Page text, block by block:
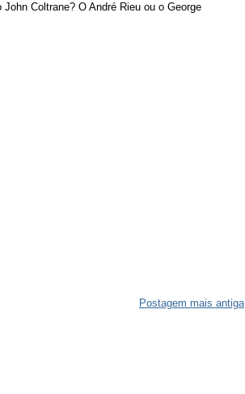
Coltrane? O André Rieu ou o George
Postagem mais antiga